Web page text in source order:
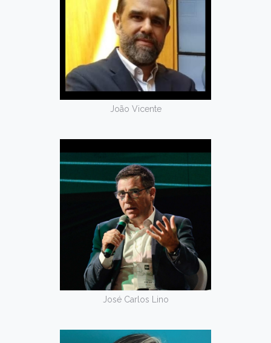
João Vicente
José Carlos Lino